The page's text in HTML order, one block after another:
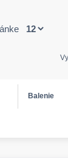
Balenie